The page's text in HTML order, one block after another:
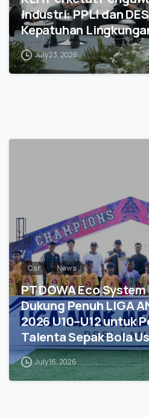
Industri: PPLI dan
Kepatuhan
July 23, 2026
Csr News
PT DOWA Eco
Dukung Penuh LIGA
2026 U10–U12 untuk
Talenta Sepak Bola
July 16, 2026